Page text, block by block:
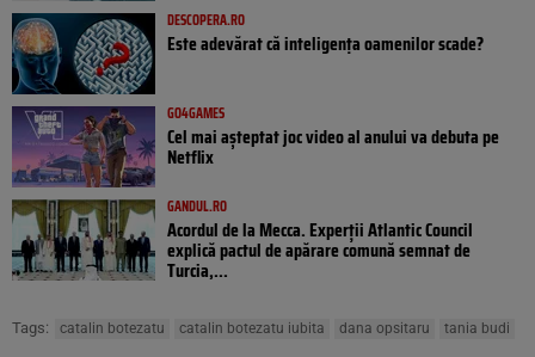
DESCOPERA.RO
Este adevărat că inteligența oamenilor scade?
GO4GAMES
Cel mai așteptat joc video al anului va debuta pe
Netflix
GANDUL.RO
Acordul de la Mecca. Experții Atlantic Council
explică pactul de apărare comună semnat de
Turcia,...
Tags: catalin botezatu catalin botezatu iubita dana opsitaru tania budi